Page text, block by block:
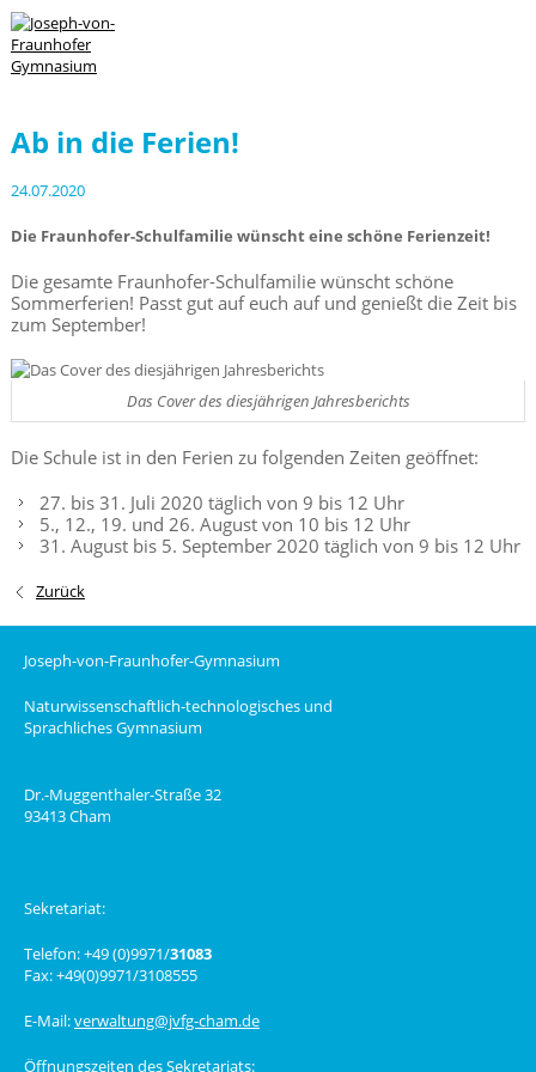
Ab in die Ferien!
24.07.2020
Die Fraunhofer-Schulfamilie wünscht eine schöne Ferienzeit!
Die gesamte Fraunhofer-Schulfamilie wünscht schöne
Sommerferien! Passt gut auf euch auf und genießt die Zeit bis
zum September!
Das Cover des diesjährigen Jahresberichts
Die Schule ist in den Ferien zu folgenden Zeiten geöffnet:
27. bis 31. Juli 2020 täglich von 9 bis 12 Uhr
5., 12., 19. und 26. August von 10 bis 12 Uhr
31. August bis 5. September 2020 täglich von 9 bis 12 Uhr
Zurück
Joseph-von-Fraunhofer-Gymnasium
Naturwissenschaftlich-technologisches und
Sprachliches Gymnasium
Dr.-Muggenthaler-Straße 32
93413 Cham
Sekretariat:
Telefon: +49 (0)9971/31083
Fax: +49(0)9971/3108555
E-Mail:verwaltung@jvfg-cham.de
Öffnungszeiten des Sekretariats: